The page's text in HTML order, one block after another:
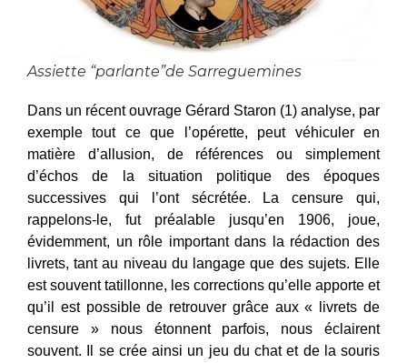
Assiette “parlante”de Sarreguemines
Dans un récent ouvrage Gérard Staron (1) analyse, par
exemple tout ce que l’opérette, peut véhiculer en
matière d’allusion, de références ou simplement
d’échos de la situation politique des époques
successives qui l’ont sécrétée. La censure qui,
rappelons-le, fut préalable jusqu’en 1906, joue,
évidemment, un rôle important dans la rédaction des
livrets, tant au niveau du langage que des sujets. Elle
est souvent tatillonne, les corrections qu’elle apporte et
qu’il est possible de retrouver grâce aux « livrets de
censure » nous étonnent parfois, nous éclairent
souvent. Il se crée ainsi un jeu du chat et de la souris